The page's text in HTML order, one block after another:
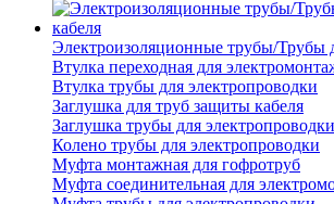
Электроизоляционные трубы/Трубы
Втулка переходная для
Втулка трубы для электропроводки
Заглушка для труб защиты кабеля
Заглушка трубы для электропроводки
Колено трубы для электропроводки
Муфта монтажная для гофротруб
Муфта соединительная для